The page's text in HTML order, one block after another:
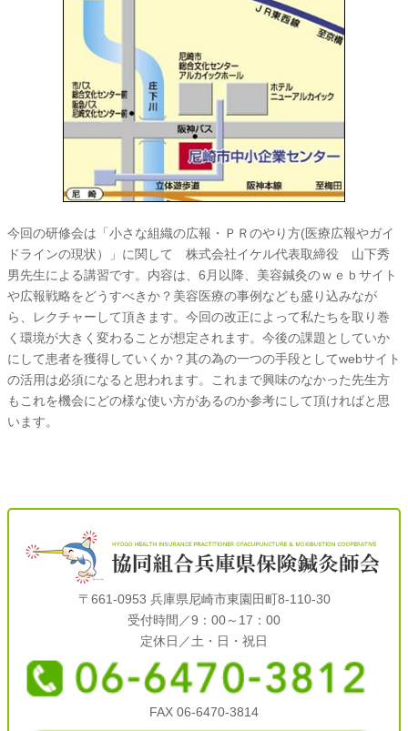
今回の研修会は「小さな組織の広報・ＰＲのやり方(医療広報やガイ
ドラインの現状）」に関して 株式会社イケル代表取締役 山下秀
男先生による講習です。内容は、6月以降、美容鍼灸のｗｅｂサイト
や広報戦略をどうすべきか？美容医療の事例なども盛り込みなが
ら、レクチャーして頂きます。今回の改正によって私たちを取り巻
く環境が大きく変わることが想定されます。今後の課題としていか
にして患者を獲得していくか？其の為の一つの手段としてwebサイト
の活用は必須になると思われます。これまで興味のなかった先生方
もこれを機会にどの様な使い方があるのか参考にして頂ければと思
います。
〒661-0953 兵庫県尼崎市東園田町8-110-30
受付時間／9：00～17：00
定休日／土・日・祝日
FAX 06-6470-3814